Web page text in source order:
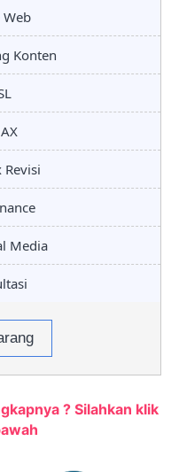
Web
Konten
Media
? Silahkan klik